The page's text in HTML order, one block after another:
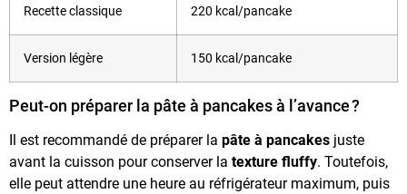
Recette classique 220 kcal/pancake
Version légère 150 kcal/pancake
Peut-on préparer la pâte à pancakes à l’avance ?
Il est recommandé de préparer la pâte à pancakes juste
avant la cuisson pour conserver la texture fluffy. Toutefois,
elle peut attendre une heure au réfrigérateur maximum, puis